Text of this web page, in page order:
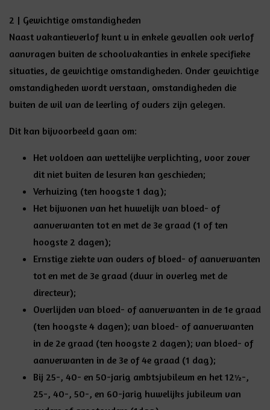
2 | Gewichtige omstandigheden
Naast vakantieverlof kunt u in enkele gevallen ook verlof
aanvragen buiten de schoolvakanties in enkele specifieke
situaties, de gewichtige omstandigheden. Onder gewichtige
omstandigheden wordt verstaan, omstandigheden die
buiten de wil van de leerling of ouders zijn gelegen.
Dit kan bijvoorbeeld gaan om:
Het voldoen aan wettelijke verplichting, voor zover
dit niet buiten de lesuren kan geschieden;
Verhuizing (ten hoogste 1 dag);
Het bijwonen van het huwelijk van bloed- of
aanverwanten tot en met de 3e graad (1 of ten
hoogste 2 dagen);
Ernstige ziekte van ouders of bloed- of aanverwanten
tot en met de 3e graad (duur in overleg met de
directeur);
Overlijden van bloed- of aanverwanten in de 1e graad
(ten hoogste 4 dagen); van bloed- of aanverwanten
in de 2e graad (ten hoogste 2 dagen); van bloed- of
aanverwanten in de 3e of 4e graad (1 dag);
Bij 25-, 40- en 50-jarig ambtsjubileum en het 12½-,
25-, 40-, 50-, en 60-jarig huwelijks jubileum van